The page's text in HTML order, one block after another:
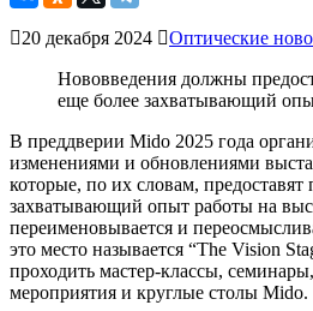
20 декабря 2024 Оптические
Нововведения должны
еще более захватывающий
В преддверии Mido 2025 года
изменениями и обновлениями
которые, по их словам, предоставят
захватывающий опыт работы на
переименовывается и
это место называется “The Vision
проходить мастер-классы,
мероприятия и круглые столы Mido.